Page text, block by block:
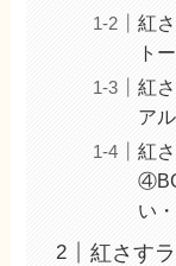
紅
ト
紅
ア
紅
い
紅さす